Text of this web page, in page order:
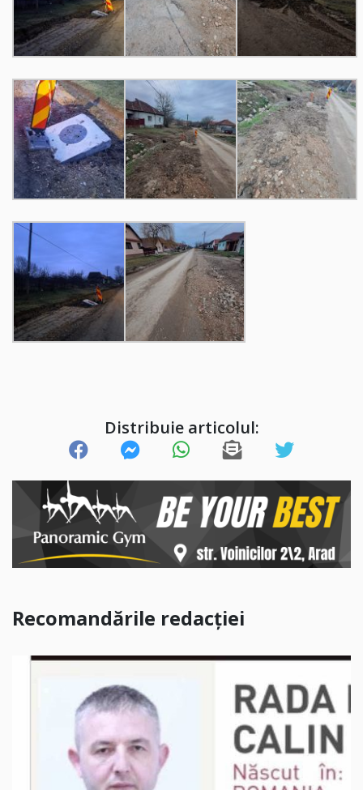
Distribuie articolul:
Recomandările redacției